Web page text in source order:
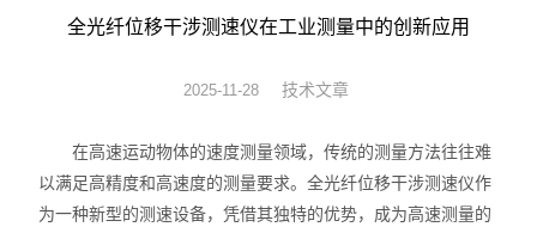
光弹仪
瞬态多光谱辐射测温系统
窗口玻璃
全光纤位移干涉测速仪在工业测量中的创新应用
2025-11-28 技术文章
在高速运动物体的速度测量领域，传统的测量方法往往难
以满足高精度和高速度的测量要求。全光纤位移干涉测速仪作
为一种新型的测速设备，凭借其独特的优势，成为高速测量的